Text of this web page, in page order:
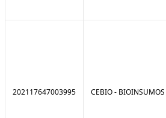
202117647003995 CEBIO - BIOINSUMOS